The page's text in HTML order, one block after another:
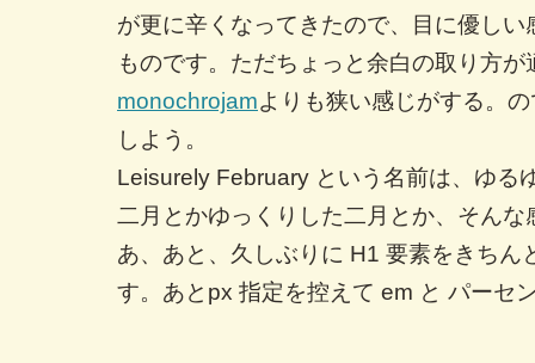
が更に辛くなってきたので、目に優し
ものです。ただちょっと余白の取り方
monochrojamよりも狭い感じがする。
しよう。
Leisurely February という名前は、ゆる
二月とかゆっくりした二月とか、そんな
あ、あと、久しぶりに H1 要素をきちん
す。あとpx 指定を控えて em と パーセ